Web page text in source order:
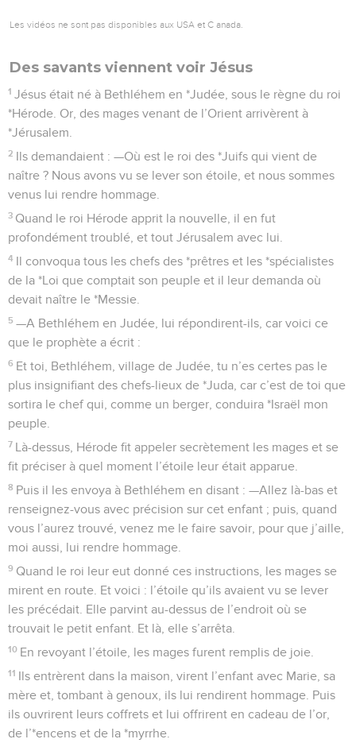
Les vidéos ne sont pas disponibles aux USA et C anada.
Des savants viennent voir Jésus
1 Jésus était né à Bethléhem en *Judée, sous le règne du roi
*Hérode. Or, des mages venant de l’Orient arrivèrent à
*Jérusalem.
2 Ils demandaient : —Où est le roi des *Juifs qui vient de
naître ? Nous avons vu se lever son étoile, et nous sommes
venus lui rendre hommage.
3 Quand le roi Hérode apprit la nouvelle, il en fut
profondément troublé, et tout Jérusalem avec lui.
4 Il convoqua tous les chefs des *prêtres et les *spécialistes
de la *Loi que comptait son peuple et il leur demanda où
devait naître le *Messie.
5 —A Bethléhem en Judée, lui répondirent-ils, car voici ce
que le prophète a écrit :
6 Et toi, Bethléhem, village de Judée, tu n’es certes pas le
plus insignifiant des chefs-lieux de *Juda, car c’est de toi que
sortira le chef qui, comme un berger, conduira *Israël mon
peuple.
7 Là-dessus, Hérode fit appeler secrètement les mages et se
fit préciser à quel moment l’étoile leur était apparue.
8 Puis il les envoya à Bethléhem en disant : —Allez là-bas et
renseignez-vous avec précision sur cet enfant ; puis, quand
vous l’aurez trouvé, venez me le faire savoir, pour que j’aille,
moi aussi, lui rendre hommage.
9 Quand le roi leur eut donné ces instructions, les mages se
mirent en route. Et voici : l’étoile qu’ils avaient vu se lever
les précédait. Elle parvint au-dessus de l’endroit où se
trouvait le petit enfant. Et là, elle s’arrêta.
10 En revoyant l’étoile, les mages furent remplis de joie.
11 Ils entrèrent dans la maison, virent l’enfant avec Marie, sa
mère et, tombant à genoux, ils lui rendirent hommage. Puis
ils ouvrirent leurs coffrets et lui offrirent en cadeau de l’or,
de l’*encens et de la *myrrhe.